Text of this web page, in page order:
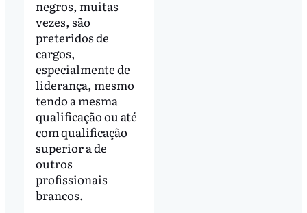
negros, muitas
vezes, são
preteridos de
cargos,
especialmente de
liderança, mesmo
tendo a mesma
qualificação ou até
com qualificação
superior a de
outros
profissionais
brancos.